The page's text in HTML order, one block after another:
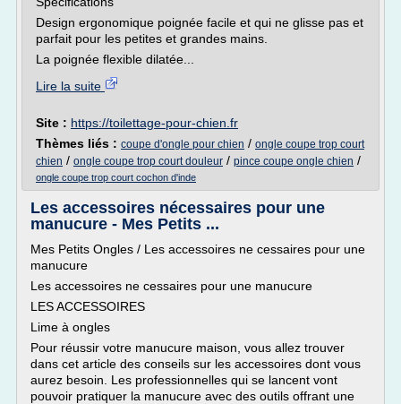
Design ergonomique poignée facile et qui ne glisse pas et
parfait pour les petites et grandes mains.
La poignée flexible dilatée...
Lire la suite
Site : https://toilettage-pour-chien.fr
Thèmes liés : coupe d'ongle pour chien / ongle coupe trop court
chien / ongle coupe trop court douleur / pince coupe ongle chien /
ongle coupe trop court cochon d'inde
Les accessoires nécessaires pour une
manucure - Mes Petits ...
Mes Petits Ongles / Les accessoires ne cessaires pour une
manucure
Les accessoires ne cessaires pour une manucure
LES ACCESSOIRES
Lime à ongles
Pour réussir votre manucure maison, vous allez trouver
dans cet article des conseils sur les accessoires dont vous
aurez besoin. Les professionnelles qui se lancent vont
pouvoir pratiquer la manucure avec des outils offrant une